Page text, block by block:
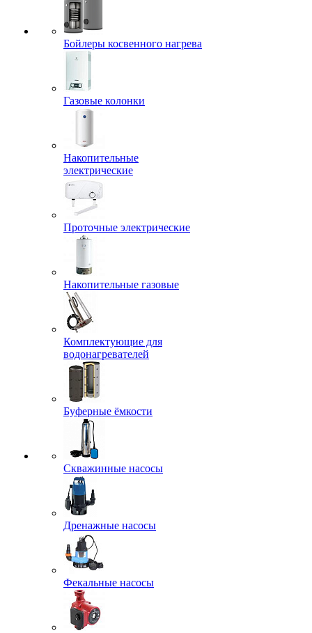
Бойлеры косвенного нагрева
Газовые колонки
Накопительные
электрические
Проточные электрические
Накопительные газовые
Комплектующие для
водонагревателей
Буферные ёмкости
Скважинные насосы
Дренажные насосы
Фекальные насосы